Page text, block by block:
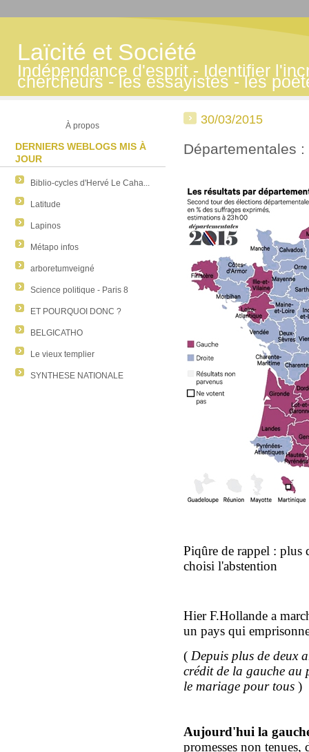
Laïcité et Société
Indépendance d'esprit - Identifier
chercheurs - les essayistes - les
À propos
DERNIERS WEBLOGS MIS À
JOUR
Biblio-cycles d'Hervé Le Caha...
Latitude
Lapinos
Métapo infos
arboretumveigné
Science politique - Paris 8
ET POURQUOI DONC ?
BELGICATHO
Le vieux templier
SYNTHESE NATIONALE
30/03/2015
Départementales
Piqûre de rappel : plus
choisi l'abstention
Hier F.Hollande a
un pays qui
( Depuis plus de deux
crédit de la gauche
le mariage pour tous )
Aujourd'hui la
promesses non